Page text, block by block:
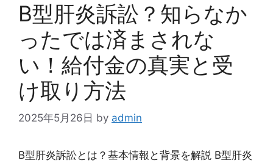
B型肝炎訴訟？知らなか
ったでは済まされな
い！給付金の真実と受
け取り方法
2025年5月26日 by admin
B型肝炎訴訟とは？基本情報と背景を解説 B型肝炎